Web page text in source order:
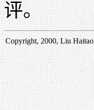
评。
Copyright, 2000, Liu Haitao